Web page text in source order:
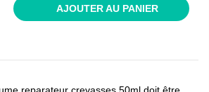
AJOUTER AU PANIER